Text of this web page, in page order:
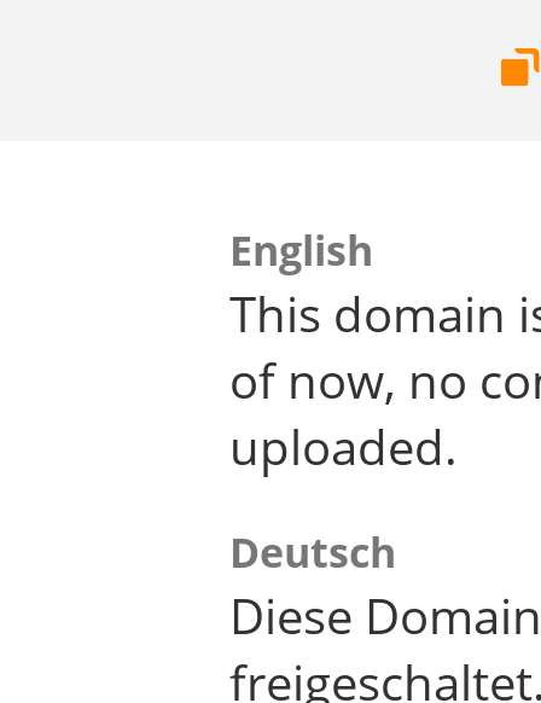
English
This domain
of now, no
uploaded.
Deutsch
Diese